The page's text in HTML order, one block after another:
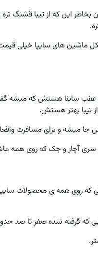
این که از تیبا قشنگ تره
ماشین های سایپا خیلی
عقب ساینا هستش که
تیبا بهتر هستش.
آچار و جک که روی همه
شده صفر تا صد حدود 13 ثانیه